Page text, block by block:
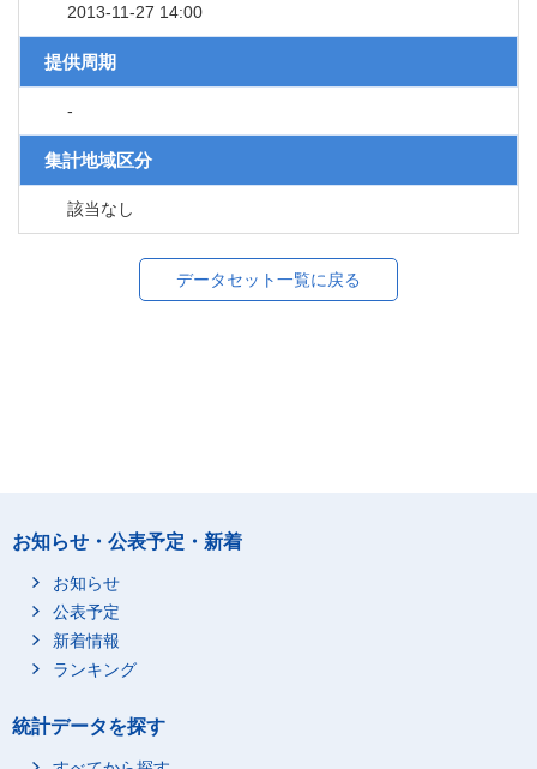
2013-11-27 14:00
提供周期
-
集計地域区分
該当なし
データセット一覧に戻る
お知らせ・公表予定・新着
お知らせ
公表予定
新着情報
ランキング
統計データを探す